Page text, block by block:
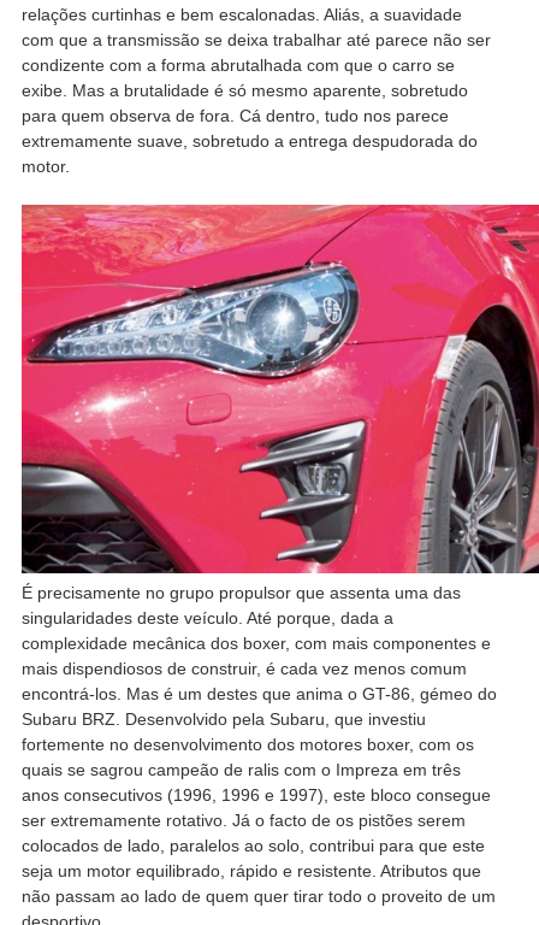
relações curtinhas e bem escalonadas. Aliás, a suavidade
com que a transmissão se deixa trabalhar até parece não ser
condizente com a forma abrutalhada com que o carro se
exibe. Mas a brutalidade é só mesmo aparente, sobretudo
para quem observa de fora. Cá dentro, tudo nos parece
extremamente suave, sobretudo a entrega despudorada do
motor.
É precisamente no grupo propulsor que assenta uma das
singularidades deste veículo. Até porque, dada a
complexidade mecânica dos boxer, com mais componentes e
mais dispendiosos de construir, é cada vez menos comum
encontrá-los. Mas é um destes que anima o GT-86, gémeo do
Subaru BRZ. Desenvolvido pela Subaru, que investiu
fortemente no desenvolvimento dos motores boxer, com os
quais se sagrou campeão de ralis com o Impreza em três
anos consecutivos (1996, 1996 e 1997), este bloco consegue
ser extremamente rotativo. Já o facto de os pistões serem
colocados de lado, paralelos ao solo, contribui para que este
seja um motor equilibrado, rápido e resistente. Atributos que
não passam ao lado de quem quer tirar todo o proveito de um